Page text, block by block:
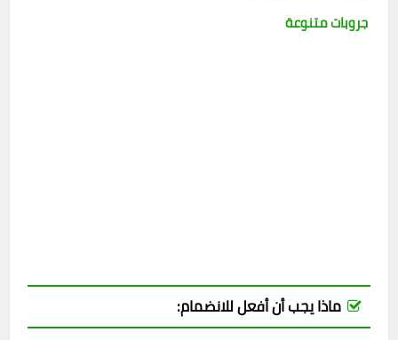
جروبات متنوعة
ماذا يجب أن أفعل للانضمام: